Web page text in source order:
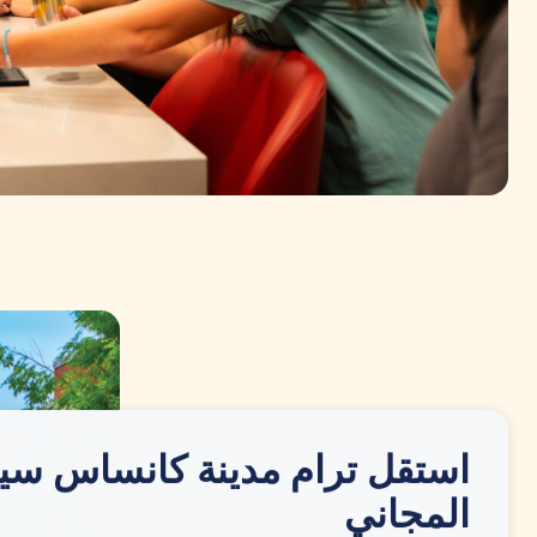
استقل ترام مدينة كانساس
المجاني